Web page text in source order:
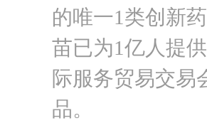
的唯一1类创新
苗已为1亿人提
际服务贸易交易
品。